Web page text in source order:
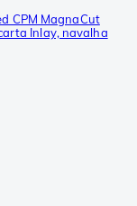
CPM MagnaCut
Inlay, navalha